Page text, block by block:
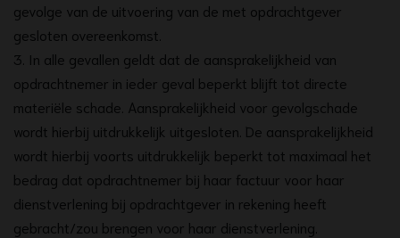
gevolge van de uitvoering van de met opdrachtgever
gesloten overeenkomst.
3. In alle gevallen geldt dat de aansprakelijkheid van
opdrachtnemer in ieder geval beperkt blijft tot directe
materiële schade. Aansprakelijkheid voor gevolgschade
wordt hierbij uitdrukkelijk uitgesloten. De aansprakelijkheid
wordt hierbij voorts uitdrukkelijk beperkt tot maximaal het
bedrag dat opdrachtnemer bij haar factuur voor haar
dienstverlening bij opdrachtgever in rekening heeft
gebracht/zou brengen voor haar dienstverlening.